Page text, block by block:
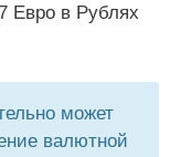
Евро в Рублях
может
валютной